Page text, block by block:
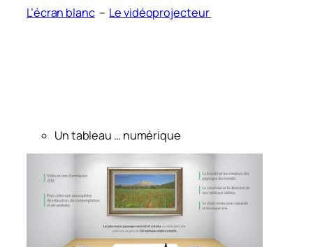
L’écran blanc– Le vidéoprojecteur
Un tableau … numérique